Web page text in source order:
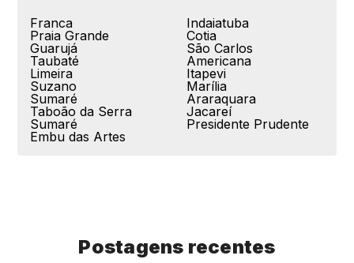
Franca
Praia Grande
Guarujá
Taubaté
Limeira
Suzano
Sumaré
Taboão da Serra
Sumaré
Embu das Artes
Indaiatuba
Cotia
São Carlos
Americana
Itapevi
Marília
Araraquara
Jacareí
Presidente Prudente
Postagens recentes